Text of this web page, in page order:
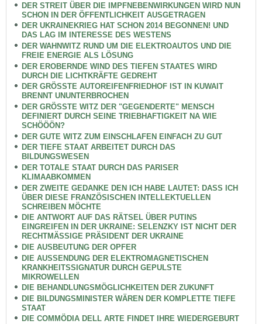
DER STREIT ÜBER DIE IMPFNEBENWIRKUNGEN WIRD NUN
SCHON IN DER ÖFFENTLICHKEIT AUSGETRAGEN
DER UKRAINEKRIEG HAT SCHON 2014 BEGONNEN! UND
DAS LAG IM INTERESSE DES WESTENS
DER WAHNWITZ RUND UM DIE ELEKTROAUTOS UND DIE
FREIE ENERGIE ALS LÖSUNG
DER EROBERNDE WIND DES TIEFEN STAATES WIRD
DURCH DIE LICHTKRÄFTE GEDREHT
DER GRÖSSTE AUTOREIFENFRIEDHOF IST IN KUWAIT
BRENNT UNUNTERBROCHEN
DER GRÖSSTE WITZ DER "GEGENDERTE" MENSCH
DEFINIERT DURCH SEINE TRIEBHAFTIGKEIT NA WIE
SCHÖÖÖN?
DER GUTE WITZ ZUM EINSCHLAFEN EINFACH ZU GUT
DER TIEFE STAAT ARBEITET DURCH DAS
BILDUNGSWESEN
DER TOTALE STAAT DURCH DAS PARISER
KLIMAABKOMMEN
DER ZWEITE GEDANKE DEN ICH HABE LAUTET: DASS ICH
ÜBER DIESE FRANZÖSISCHEN INTELLEKTUELLEN
SCHREIBEN MÖCHTE
DIE ANTWORT AUF DAS RÄTSEL ÜBER PUTINS
EINGREIFEN IN DER UKRAINE: SELENZKY IST NICHT DER
RECHTMÄSSIGE PRÄSIDENT DER UKRAINE
DIE AUSBEUTUNG DER OPFER
DIE AUSSENDUNG DER ELEKTROMAGNETISCHEN
KRANKHEITSSIGNATUR DURCH GEPULSTE
MIKROWELLEN
DIE BEHANDLUNGSMÖGLICHKEITEN DER ZUKUNFT
DIE BILDUNGSMINISTER WÄREN DER KOMPLETTE TIEFE
STAAT
DIE COMMÖDIA DELL ARTE FINDET IHRE WIEDERGEBURT